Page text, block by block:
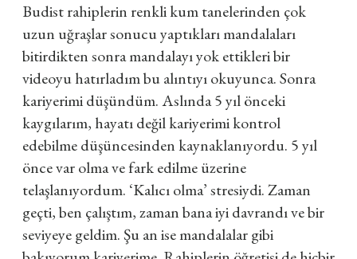
Budist rahiplerin renkli kum tanelerinden çok
uzun uğraşlar sonucu yaptıkları mandalaları
bitirdikten sonra mandalayı yok ettikleri bir
videoyu hatırladım bu alıntıyı okuyunca. Sonra
kariyerimi düşündüm. Aslında 5 yıl önceki
kaygılarım, hayatı değil kariyerimi kontrol
edebilme düşüncesinden kaynaklanıyordu. 5 yıl
önce var olma ve fark edilme üzerine
telaşlanıyordum. ‘Kalıcı olma’ stresiydi. Zaman
geçti, ben çalıştım, zaman bana iyi davrandı ve bir
seviyeye geldim. Şu an isemandalalar gibi